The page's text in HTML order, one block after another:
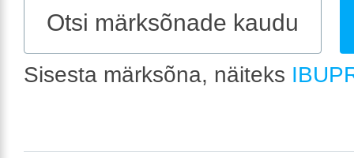
Sisesta märksõna, näiteks